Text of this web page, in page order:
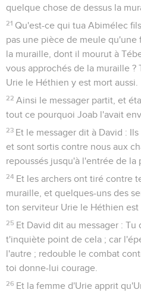
quelque chose de dessus la
21 Qu'est-ce qui tua Abimélec
pas une pièce de meule qu'une
la muraille, dont il mourut à
vous approchés de la muraille ?
Urie le Héthien y est mort aussi.
22 Ainsi le messager partit, et
tout ce pourquoi Joab l'avait
23 Et le messager dit à David :
et sont sortis contre nous aux
repoussés jusqu'à l'entrée de la
24 Et les archers ont tiré contre
muraille, et quelques-uns des
ton serviteur Urie le Héthien est
25 Et David dit au messager : Tu
t'inquiète point de cela ; car
l'autre ; redouble le combat
toi donne-lui courage.
26 Et la femme d'Urie apprit